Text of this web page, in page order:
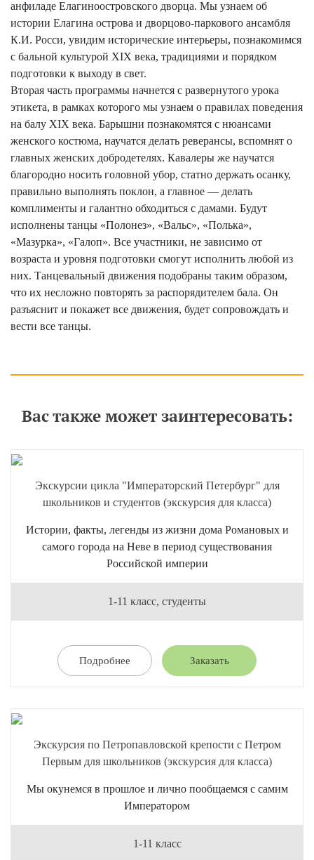
анфиладе Елагиноостровского дворца. Мы узнаем об
истории Елагина острова и дворцово-паркового ансамбля
К.И. Росси, увидим исторические интерьеры, познакомимся
с бальной культурой XIX века, традициями и порядком
подготовки к выходу в свет.
Вторая часть программы начнется с развернутого урока
этикета, в рамках которого мы узнаем о правилах поведения
на балу XIX века. Барышни познакомятся с нюансами
женского костюма, научатся делать реверансы, вспомнят о
главных женских добродетелях. Кавалеры же научатся
благородно носить головной убор, статно держать осанку,
правильно выполнять поклон, а главное — делать
комплименты и галантно обходиться с дамами. Будут
исполнены танцы «Полонез», «Вальс», «Полька»,
«Мазурка», «Галоп». Все участники, не зависимо от
возраста и уровня подготовки смогут исполнить любой из
них. Танцевальный движения подобраны таким образом,
что их несложно повторять за распорядителем бала. Он
разъяснит и покажет все движения, будет сопровождать и
вести все танцы.
Оставить отзыв
Вас также может заинтересовать:
Экскурсии цикла "Императорский Петербург" для
школьников и студентов (экскурсия для класса)
Истории, факты, легенды из жизни дома Романовых и
самого города на Неве в период существования
Российской империи
1-11 класс, студенты
Подробнее Заказать
Экскурсия по Петропавловской крепости с Петром
Первым для школьников (экскурсия для класса)
Мы окунемся в прошлое и лично пообщаемся с самим
Императором
1-11 класс